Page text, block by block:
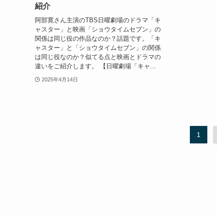
紹介
阿部寛さん主演のTBS日曜劇場のドラマ「キ
ャスター」と映画「ショウタイムセブン」の
関係は同じ役の作品なのか？話題です。「キ
ャスター」と「ショウタイムセブン」の関係
は同じ役なのか？似てる点と映画とドラマの
違いをご紹介します。 【日曜劇場「キャ...
2025年4月14日
1